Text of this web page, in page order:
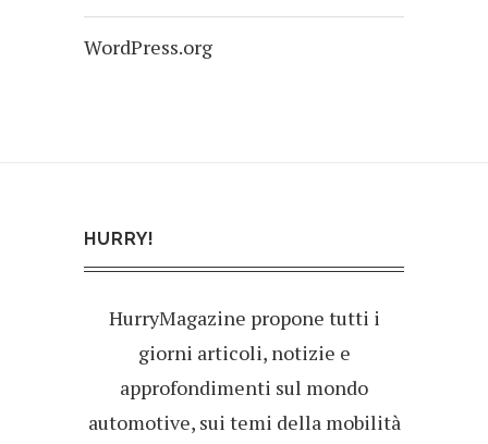
WordPress.org
HURRY!
HurryMagazine propone tutti i
giorni articoli, notizie e
approfondimenti sul mondo
automotive, sui temi della mobilità